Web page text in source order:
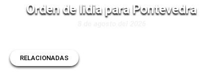
Orden de lidia para Pontevedra
RELACIONADAS